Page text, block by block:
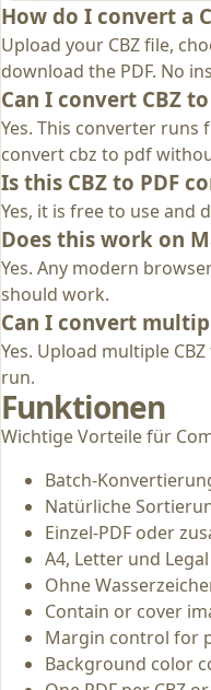
How do I convert a
Upload your CBZ file,
download the PDF. No
Can I convert CBZ
Yes. This converter runs
convert cbz to pdf
Is this CBZ to PDF
Yes, it is free to use and
Does this work on
Yes. Any modern
should work.
Can I convert
Yes. Upload multiple
run.
Funktionen
Wichtige Vorteile für
Batch-
Natürliche
Einzel-PDF oder
A4, Letter und Legal
Ohne
Contain or cover
Margin control for
Background color